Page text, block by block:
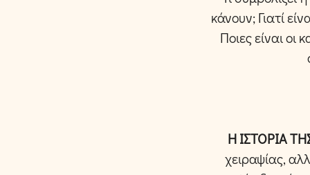
κάνουν; Γιατί
Ποιες είναι οι
Η ΙΣΤΟΡΙΑ
χειραψίας,